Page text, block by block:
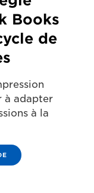
Books
de
à adapter
à la